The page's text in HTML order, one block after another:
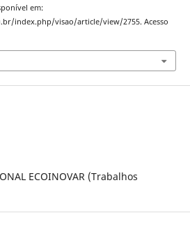
em:
index.php/visao/article/view/2755. Acesso
ECOINOVAR (Trabalhos